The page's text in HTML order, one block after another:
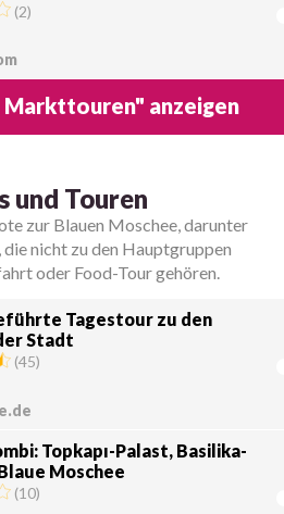
(2)
anzeigen
Touren
zur Blauen Moschee, darunter
nicht zu den Hauptgruppen
oder Food-Tour gehören.
Tagestour zu den
Stadt
(45)
Topkapı-Palast, Basilika-
Moschee
(10)